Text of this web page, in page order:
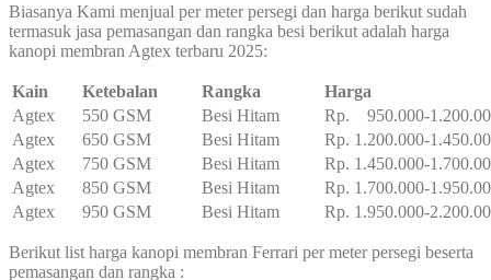
Biasanya Kami menjual per meter persegi dan harga berikut sudah
termasuk jasa pemasangan dan rangka besi berikut adalah harga
kanopi membran Agtex terbaru 2025:
Kain Ketebalan Rangka
Harga
Agtex
550 GSM Besi Hitam
Rp. 950.000-
Agtex
650 GSM Besi Hitam
Rp. 1.200.000-
Agtex
750 GSM Besi Hitam
Rp. 1.450.000-
Agtex
850 GSM Besi Hitam
Rp. 1.700.000-
Agtex
950 GSM Besi Hitam Rp. 1.950.000-
Berikut list harga kanopi membran Ferrari per meter persegi beserta
pemasangan dan rangka :